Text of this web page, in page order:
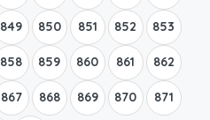
849 850 851 852 853
858 859 860 861 862
867 868 869 870 871